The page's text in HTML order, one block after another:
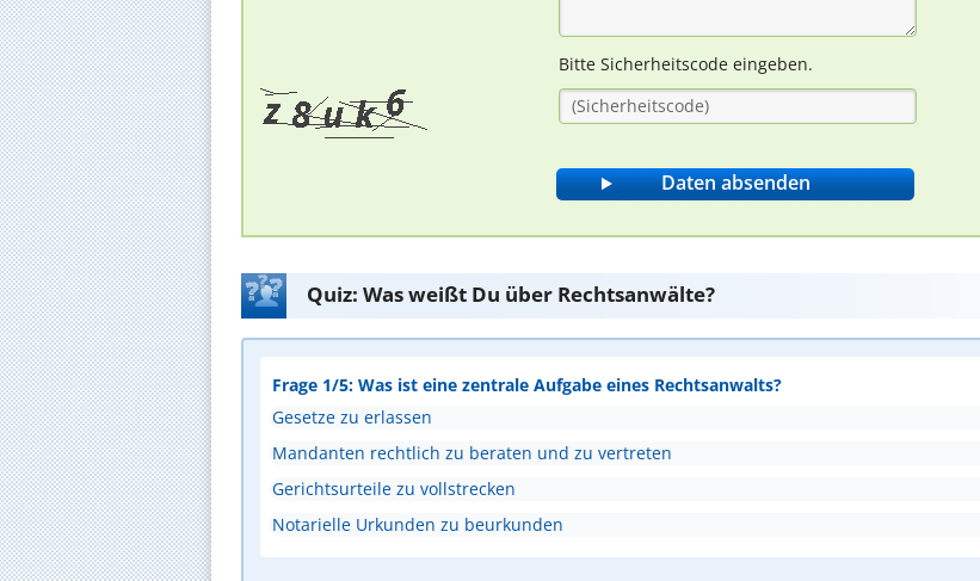
Bitte Sicherheitscode eingeben.
Quiz: Was weißt Du über Rechtsanwälte?
Frage 1/5: Was ist eine zentrale Aufgabe eines Rechtsanwalts?
Gesetze zu erlassen
Mandanten rechtlich zu beraten und zu vertreten
Gerichtsurteile zu vollstrecken
Notarielle Urkunden zu beurkunden